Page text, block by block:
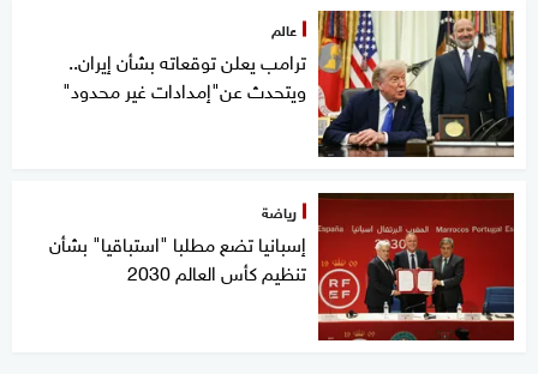
عالم
ترامب يعلن توقعاته بشأن إيران..
ويتحدث عن"إمدادات غير محدود"
رياضة
إسبانيا تضع مطلبا "استباقيا" بشأن
تنظيم كأس العالم 2030